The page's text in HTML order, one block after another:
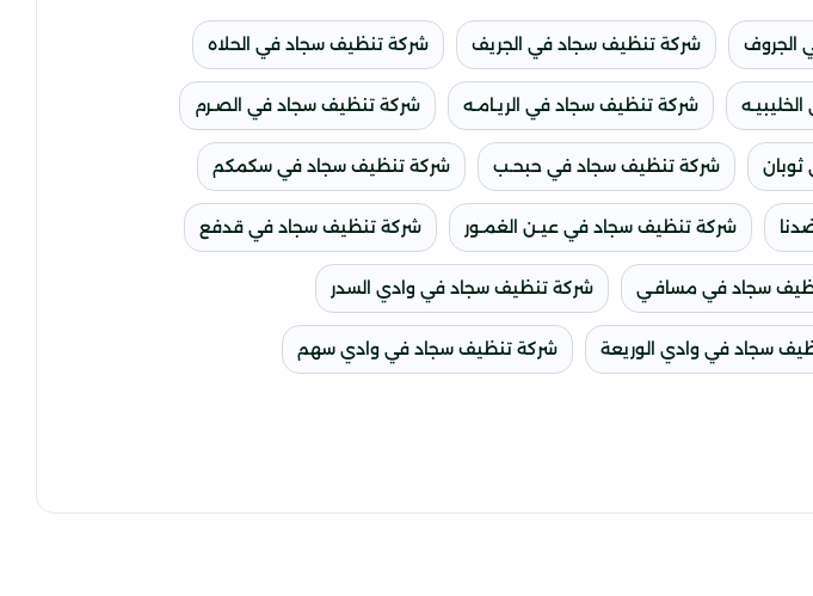
الجروف شركة تنظيف سجاد في الجريف شركة تنظيف سجاد في الحلاه
شركة تنظيف سجاد في الريـامـه شركة تنظيف سجاد في الصـرم
شركة تنظيف سجاد في حبحـب شركة تنظيف سجاد في سكمكم
شركة تنظيف سجاد في عيـن الغمـور شركة تنظيف سجاد في قدفع
سجاد في مسافـي شركة تنظيف سجاد في وادي السدر
سجاد في وادي الوريعة شركة تنظيف سجاد في وادي سهم